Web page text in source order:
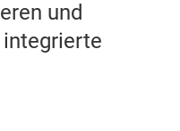
und